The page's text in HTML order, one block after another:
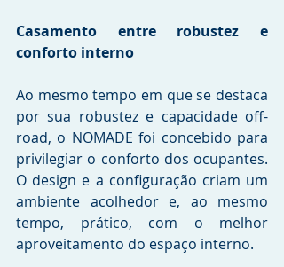
Casamento entre robustez e
conforto interno
Ao mesmo tempo em que se destaca
por sua robustez e capacidade off-
road, o NOMADE foi concebido para
privilegiar o conforto dos ocupantes.
O design e a configuração criam um
ambiente acolhedor e, ao mesmo
tempo, prático, com o melhor
aproveitamento do espaço interno.